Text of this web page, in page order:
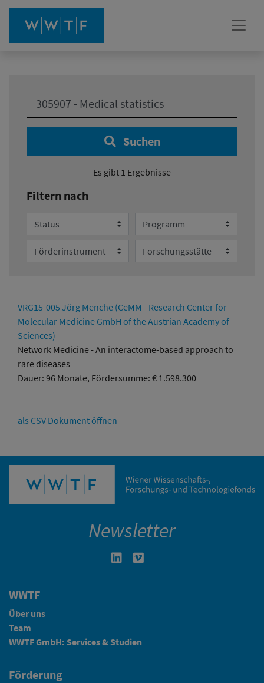
Suchen
Es gibt 1 Ergebnisse
Filtern nach
Status Programm
Förderinstrument Forschungsstätte
VRG15-005 Jörg Menche (CeMM - Research Center for
Molecular Medicine GmbH of the Austrian Academy of
Sciences)
Network Medicine - An interactome-based approach to
rare diseases
Dauer: 96 Monate, Fördersumme: € 1.598.300
als CSV Dokument öffnen
Newsletter
Linkedin in neuem Fenster öffnen
WWTF
Über uns
Team
WWTF GmbH: Services & Studien
Förderung